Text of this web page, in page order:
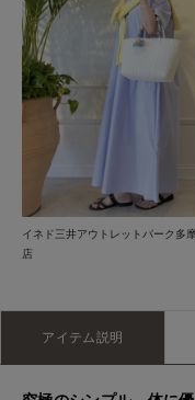
イネド三井アウトレットパーク多
店
アイテム説明